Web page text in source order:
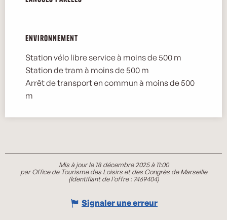
Environnement
Environnement
Station vélo libre service à moins de 500 m
Station de tram à moins de 500 m
Arrêt de transport en commun à moins de 500
m
Mis à jour le 18 décembre 2025 à 11:00
par Office de Tourisme des Loisirs et des Congrès de Marseille
(Identifiant de l'offre : 7469404)
Signaler une erreur